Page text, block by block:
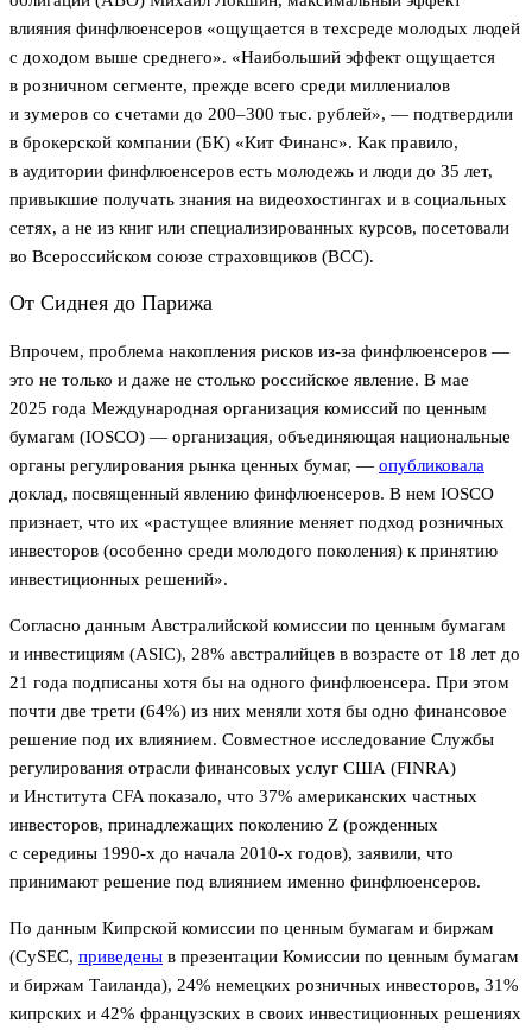
влияния финфлюенсеров «ощущается в техсреде молодых людей
с доходом выше среднего». «Наибольший эффект ощущается
в розничном сегменте, прежде всего среди миллениалов
и зумеров со счетами до 200–300 тыс. рублей», — подтвердили
в брокерской компании (БК) «Кит Финанс». Как правило,
в аудитории финфлюенсеров есть молодежь и люди до 35 лет,
привыкшие получать знания на видеохостингах и в социальных
сетях, а не из книг или специализированных курсов, посетовали
во Всероссийском союзе страховщиков (ВСС).
От Сиднея до Парижа
Впрочем, проблема накопления рисков из-за финфлюенсеров —
это не только и даже не столько российское явление. В мае
2025 года Международная организация комиссий по ценным
бумагам (IOSCO) — организация, объединяющая национальные
органы регулирования рынка ценных бумаг, — опубликовала
доклад, посвященный явлению финфлюенсеров. В нем IOSCO
признает, что их «растущее влияние меняет подход розничных
инвесторов (особенно среди молодого поколения) к принятию
инвестиционных решений».
Согласно данным Австралийской комиссии по ценным бумагам
и инвестициям (ASIC), 28% австралийцев в возрасте от 18 лет до
21 года подписаны хотя бы на одного финфлюенсера. При этом
почти две трети (64%) из них меняли хотя бы одно финансовое
решение под их влиянием. Совместное исследование Службы
регулирования отрасли финансовых услуг США (FINRA)
и Института CFA показало, что 37% американских частных
инвесторов, принадлежащих поколению Z (рожденных
с середины 1990-х до начала 2010-х годов), заявили, что
принимают решение под влиянием именно финфлюенсеров.
По данным Кипрской комиссии по ценным бумагам и биржам
(CySEC, приведены в презентации Комиссии по ценным бумагам
и биржам Таиланда), 24% немецких розничных инвесторов, 31%
кипрских и 42% французских в своих инвестиционных решениях